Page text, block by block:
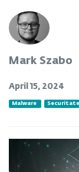
Mark Szabo
April 15, 2024
Malware